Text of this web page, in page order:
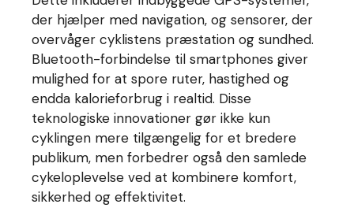
der hjælper med navigation, og sensorer, der
overvåger cyklistens præstation og sundhed.
Bluetooth-forbindelse til smartphones giver
mulighed for at spore ruter, hastighed og
endda kalorieforbrug i realtid. Disse
teknologiske innovationer gør ikke kun
cyklingen mere tilgængelig for et bredere
publikum, men forbedrer også den samlede
cykeloplevelse ved at kombinere komfort,
sikkerhed og effektivitet.